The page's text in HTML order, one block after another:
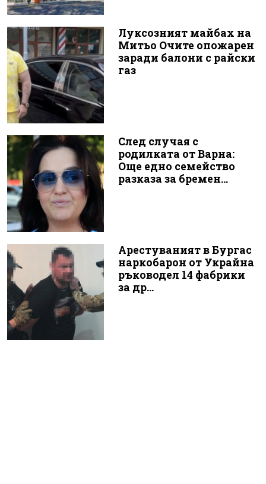
Луксозният майбах на
Митьо Очите опожарен
заради балони с райски
газ
След случая с
родилката от Варна:
Още едно семейство
разказа за бремен...
Арестуваният в Бургас
наркобарон от Украйна
ръководел 14 фабрики
за др...